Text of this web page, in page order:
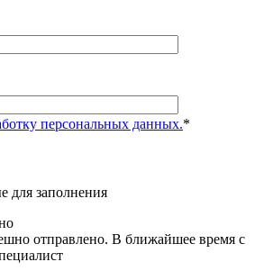
персональных данных.*
для заполнения
отправлено. В ближайшее время с